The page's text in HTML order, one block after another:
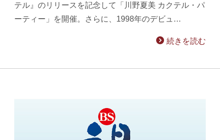
テル』のリリースを記念して「川野夏美 カクテル・パ
ーティー」を開催。さらに、1998年のデビュ…
続きを読む